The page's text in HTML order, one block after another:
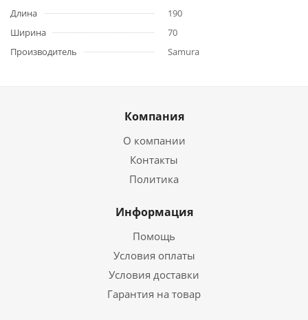
Длина
190
Ширина
70
Производитель
Samura
Компания
О компании
Контакты
Политика
Информация
Помощь
Условия оплаты
Условия доставки
Гарантия на товар